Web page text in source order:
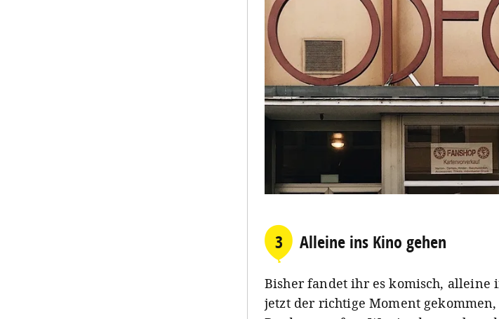
3 Alleine ins Kino gehen
Bisher fandet ihr es komisch, alleine
jetzt der richtige Moment